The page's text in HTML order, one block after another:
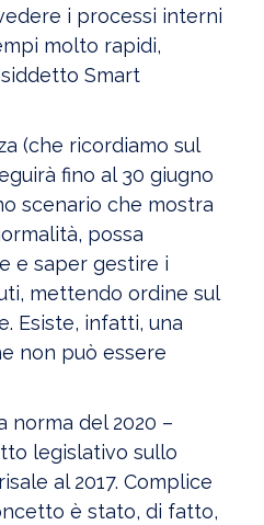
i processi interni
molto rapidi,
Smart
(che ricordiamo sul
fino al 30 giugno
scenario che mostra
possa
e saper gestire i
mettendo ordine sul
Esiste, infatti, una
non può essere
norma del 2020 –
legislativo sullo
al 2017. Complice
è stato, di fatto,